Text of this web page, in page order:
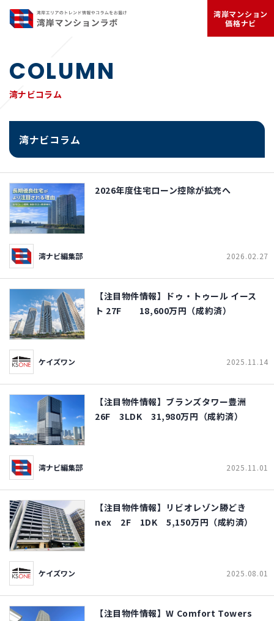
湾岸マンション
価格ナビ
COLUMN
湾ナビコラム
湾ナビコラム
2026年度住宅ローン控除が拡充へ
湾ナビ編集部 2026.02.27
【注目物件情報】ドゥ・トゥール イース
ト 27F 18,600万円（成約済）
ケイズワン 2025.11.14
【注目物件情報】ブランズタワー豊洲
26F 3LDK 31,980万円（成約済）
湾ナビ編集部 2025.11.01
【注目物件情報】リビオレゾン勝どき
nex 2F 1DK 5,150万円（成約済）
ケイズワン 2025.08.01
【注目物件情報】W Comfort Towers